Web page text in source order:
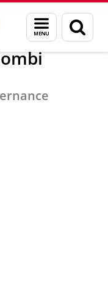
Menu
en
zoeken
Colombi Ciacchi, Prof